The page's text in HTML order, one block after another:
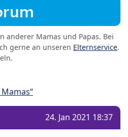
anderer Mamas und Papas. Bei
gerne an unseren Elternservice.
24. Jan 2021 18:37